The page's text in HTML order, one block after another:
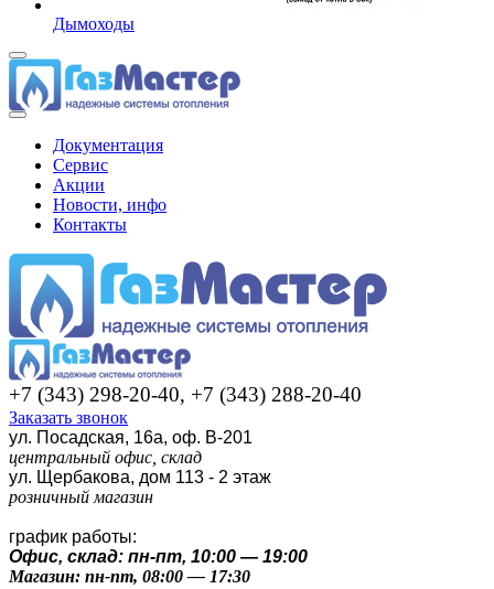
Дымоходы
Документация
Сервис
Акции
Новости, инфо
Контакты
+7 (343) 298-20-40, +7 (343) 288-20-40
Заказать звонок
ул. Посадская, 16а, оф. В-201
центральный офис, склад
ул. Щербакова, дом 113 - 2 этаж
розничный магазин
график работы:
Офис, склад: пн-пт, 10:00 — 19:00
Магазин: пн-пт, 08:00 — 17:30